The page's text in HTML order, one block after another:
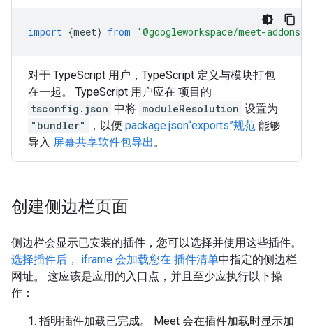
import {meet} from '@googleworkspace/meet-addons/
对于 TypeScript 用户，TypeScript 定义与模块打包
在一起。 TypeScript 用户应在 项目的
tsconfig.json 中将 moduleResolution 设置为
"bundler"
，以便 package.json“exports”规范 能够
导入 屏幕共享软件包导出。
创建侧边栏页面
侧边栏会显示已安装的插件，您可以选择并使用这些插件。
选择插件后， iframe 会加载您在 插件清单中指定的侧边栏
网址。 这应该是应用的入口点，并且至少应执行以下操
作：
指明插件加载已完成。 Meet 会在插件加载时显示加